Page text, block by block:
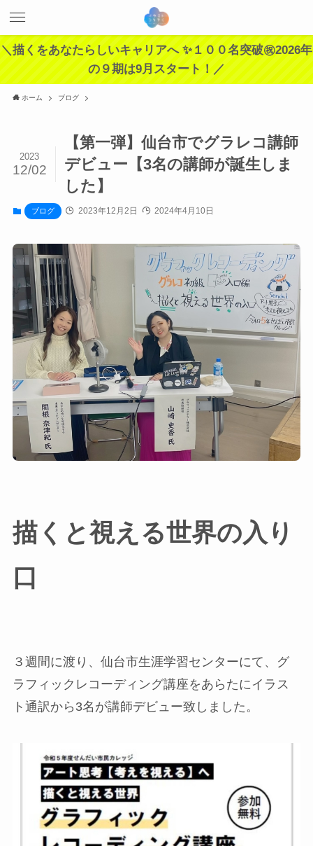
＼描くをあなたらしいキャリアへ ✨１００名突破㊗️2026年
の９期は9月スタート！／
ホーム ブログ
【第一弾】仙台市でグラレコ講師
デビュー【3名の講師が誕生しま
した】
2023
12/02
ブログ 2023年12月2日 2024年4月10日
描くと視える世界の入り
口
３週間に渡り、仙台市生涯学習センターにて、グ
ラフィックレコーディング講座をあらたにイラス
ト通訳から3名が講師デビュー致しました。